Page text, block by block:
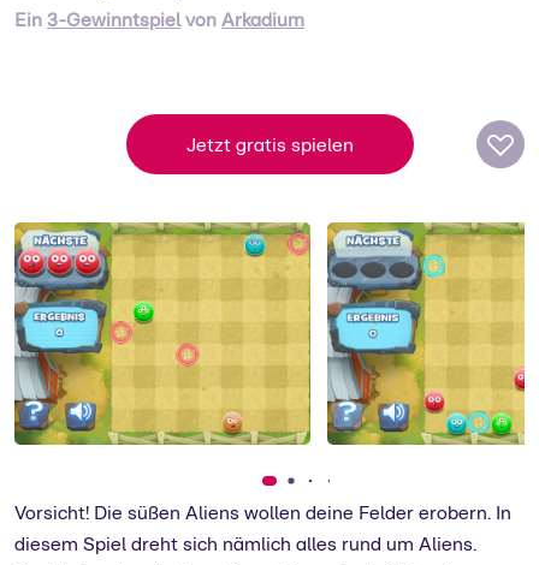
Ein 3-Gewinntspielvon Arkadium
Arkadium kommt aus den USA und gehört
zu den führenden Anbietern von
kostenlosen Onlinespielen.
zum Support
Jetzt gratis spielen
Vorsicht! Die süßen Aliens wollen deine Felder erobern. In
diesem Spiel dreht sich nämlich alles rund um Aliens.